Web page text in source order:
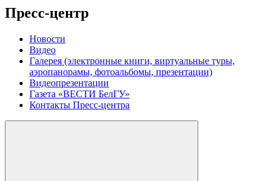
Пресс-центр
Новости
Видео
Галерея (электронные книги, виртуальные туры,
аэропанорамы, фотоальбомы, презентации)
Видеопрезентации
Газета «ВЕСТИ БелГУ»
Контакты Пресс-центра